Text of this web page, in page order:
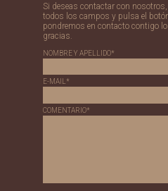
Si deseas contactar con
todos los campos y pulsa el
pondremos en contacto contigo
gracias.
NOMBRE Y APELLIDO*
E-MAIL*
COMENTARIO*